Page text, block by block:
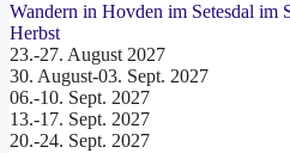
Wandern in Hovden im Setesdal im
Herbst
23.-27. August 2027
30. August-03. Sept. 2027
06.-10. Sept. 2027
13.-17. Sept. 2027
20.-24. Sept. 2027